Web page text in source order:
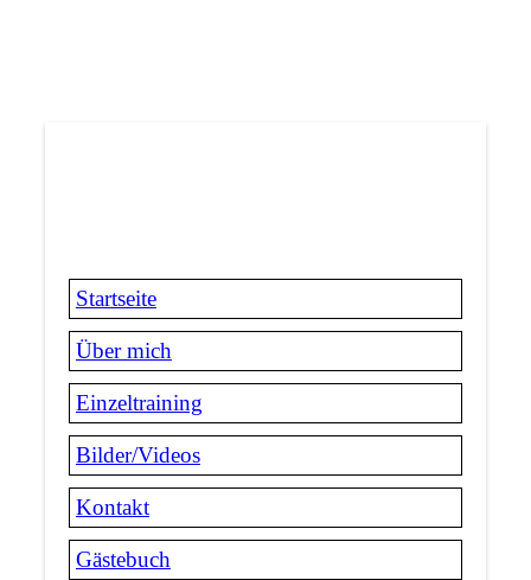
Startseite
Über mich
Einzeltraining
Bilder/Videos
Kontakt
Gästebuch